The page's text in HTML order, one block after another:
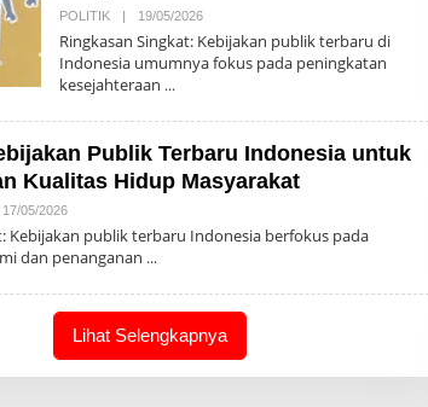
POLITIK | 19/05/2026O
E
H
K
I
Ringkasan Singkat: Kebijakan publik terbaru di
Indonesia umumnya fokus pada peningkatan
kesejahteraan
Publik Terbaru Indonesia untuk
Kualitas Hidup Masyarakat
17/05/2026O
E
H
E
D
A
K
S
I
Kebijakan publik terbaru Indonesia berfokus pada
dan penanganan
Lihat Selengkapnya